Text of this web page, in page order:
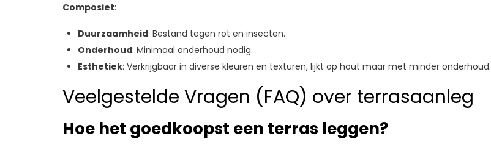
Composiet:
Duurzaamheid: Bestand tegen rot en insecten.
Onderhoud: Minimaal onderhoud nodig.
Esthetiek: Verkrijgbaar in diverse kleuren en texturen, lijkt op hout maar met minder onderhoud.
Veelgestelde Vragen (FAQ) over terrasaanleg
Hoe het goedkoopst een terras leggen?